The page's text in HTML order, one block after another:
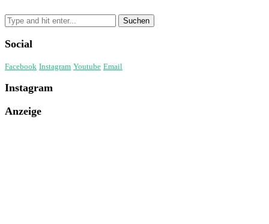
Social
Facebook Instagram Youtube Email
Instagram
Anzeige